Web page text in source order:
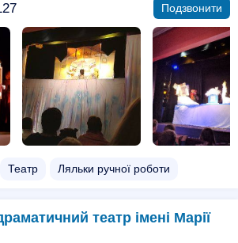
Подзвонити
Театр Ляльки ручної роботи
театр імені Марії